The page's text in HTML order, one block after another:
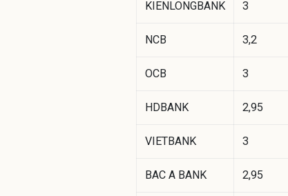
KIENLONGBANK 3
NCB 3,2
OCB 3
HDBANK 2,95
VIETBANK 3
BAC A BANK 2,95